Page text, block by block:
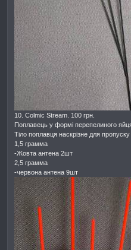
10. Colmic Stream. 100 грн.
Поплавець у формі перепелиного
Тіло поплавця наскрізне для
1,5 грамма
-Жовта антена 2шт
2,5 грамма
-червона антена 9шт